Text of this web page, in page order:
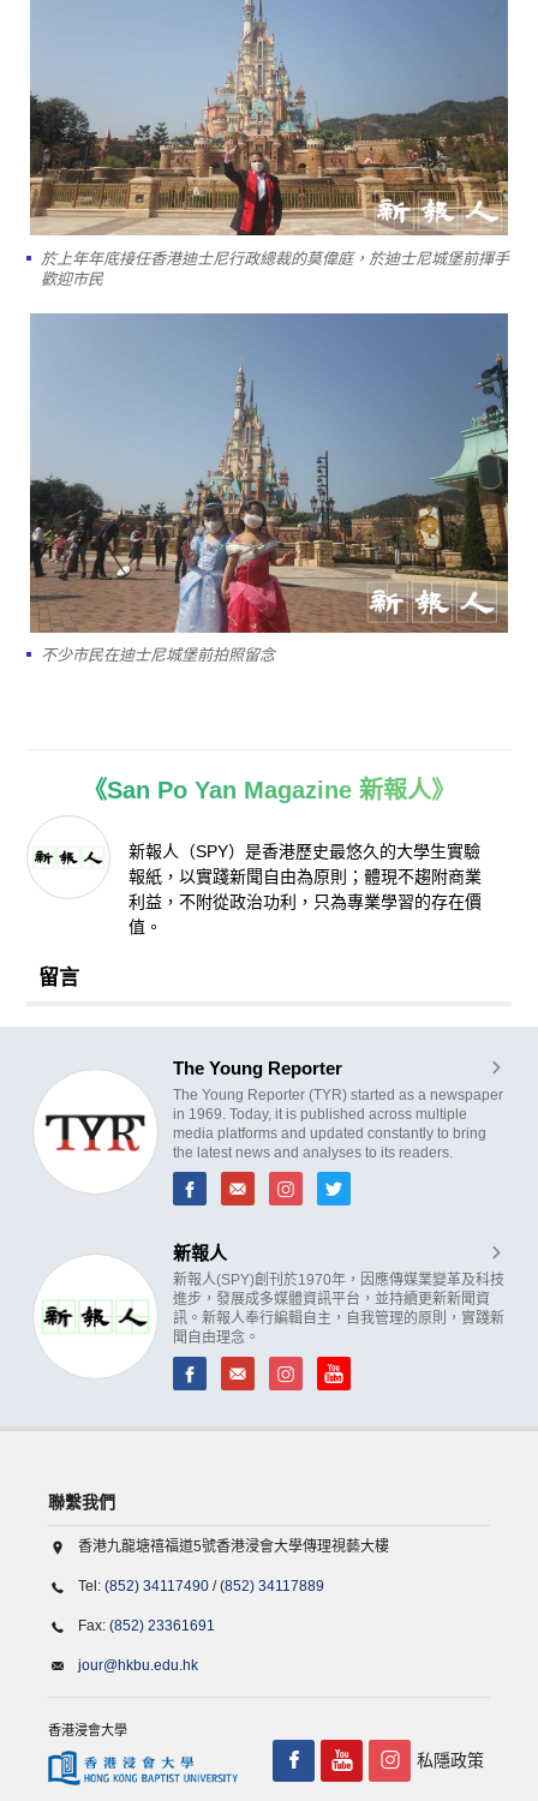
於上年年底接任香港迪士尼行政總裁的莫偉庭，於迪士尼城堡前揮手
歡迎市民
不少市民在迪士尼城堡前拍照留念
《San Po Yan Magazine 新報人》
新報人（SPY）是香港歷史最悠久的大學生實驗
報紙，以實踐新聞自由為原則；體現不趨附商業
利益，不附從政治功利，只為專業學習的存在價
值。
留言
The Young Reporter
The Young Reporter (TYR) started as a newspaper
in 1969. Today, it is published across multiple
media platforms and updated constantly to bring
the latest news and analyses to its readers.
新報人
新報人(SPY)創刊於1970年，因應傳媒業變革及科技
進步，發展成多媒體資訊平台，並持續更新新聞資
訊。新報人奉行編輯自主，自我管理的原則，實踐新
聞自由理念。
聯繫我們
香港九龍塘禧福道5號香港浸會大學傳理視藝大樓
Tel: (852) 34117490 /(852) 34117889
Fax: (852) 23361691
jour@hkbu.edu.hk
香港浸會大學
私隱政策